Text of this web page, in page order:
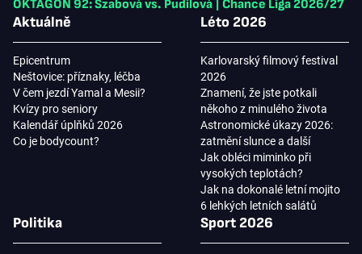
OKTAGON 92: Szabová vs. Pudilová
Chance Liga 2026/27
Aktuálně
Epicentrum
Neštovice: příznaky, léčba
V čem jezdí Yamal a Mesii?
Kvízy pro seniory
Kalendář úplňků 2026
Co je bodycount?
Léto 2026
Karlovarský filmový festival
2026
Znamení, že jste potkali
někoho z minulého života
Astronomické úkazy 2026:
zatmění slunce a další
Jak obléci miminko při
vysokých teplotách?
Jak na dokonalé letní mojito
6 lehkých letních salátů
Politika Sport 2026